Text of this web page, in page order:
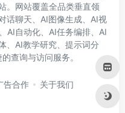
。网站覆盖全品类垂直领
话聊天、AI图像生成、AI视
AI自动化、AI任务编排、AI
、AI教学研究、提示词分
查询与访问服务。
告合作 关于我们